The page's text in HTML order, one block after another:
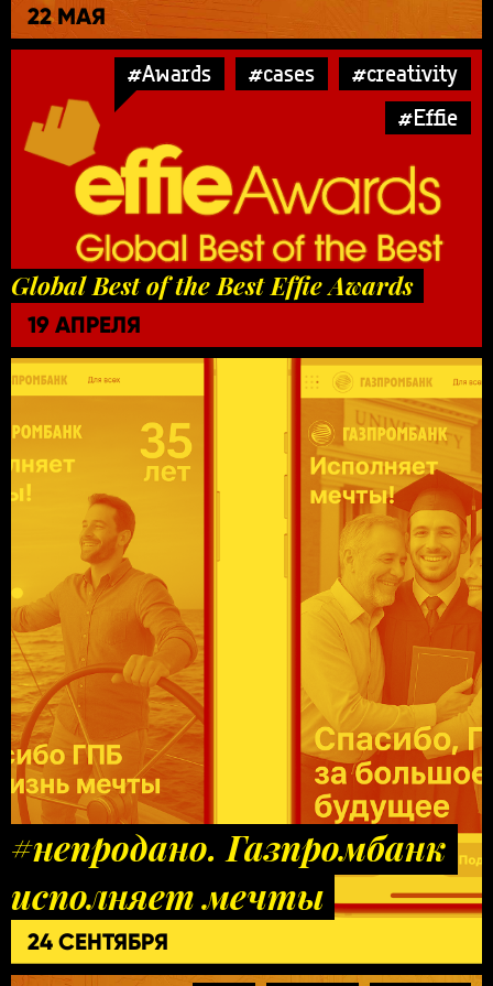
22 МАЯ
#Awards #cases
#creativity
#Effie
Global Best of the Best Effie Awards
19 АПРЕЛЯ
#непродано. Газпромбанк
исполняет мечты
24 СЕНТЯБРЯ